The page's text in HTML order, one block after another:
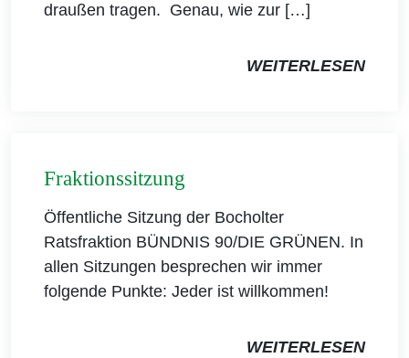
draußen tragen. Genau, wie zur […]
WEITERLESEN
Fraktionssitzung
Öffentliche Sitzung der Bocholter
Ratsfraktion BÜNDNIS 90/DIE GRÜNEN. In
allen Sitzungen besprechen wir immer
folgende Punkte: Jeder ist willkommen!
WEITERLESEN